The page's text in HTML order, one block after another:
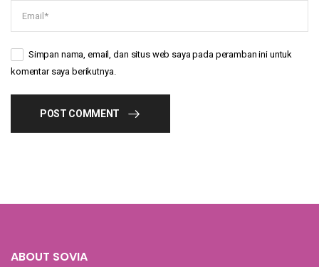
Simpan nama, email, dan situs web saya pada peramban ini untuk
komentar saya berikutnya.
POST COMMENT
ABOUT SOVIA